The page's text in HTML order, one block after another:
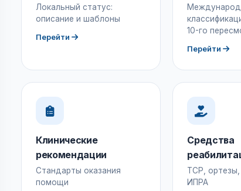
Локальный статус:
описание и шаблоны
Перейти
10-го
Перейти
Клинические
рекомендации
Стандарты оказания
помощи
Средства
ТСР, ортезы,
ИПРА